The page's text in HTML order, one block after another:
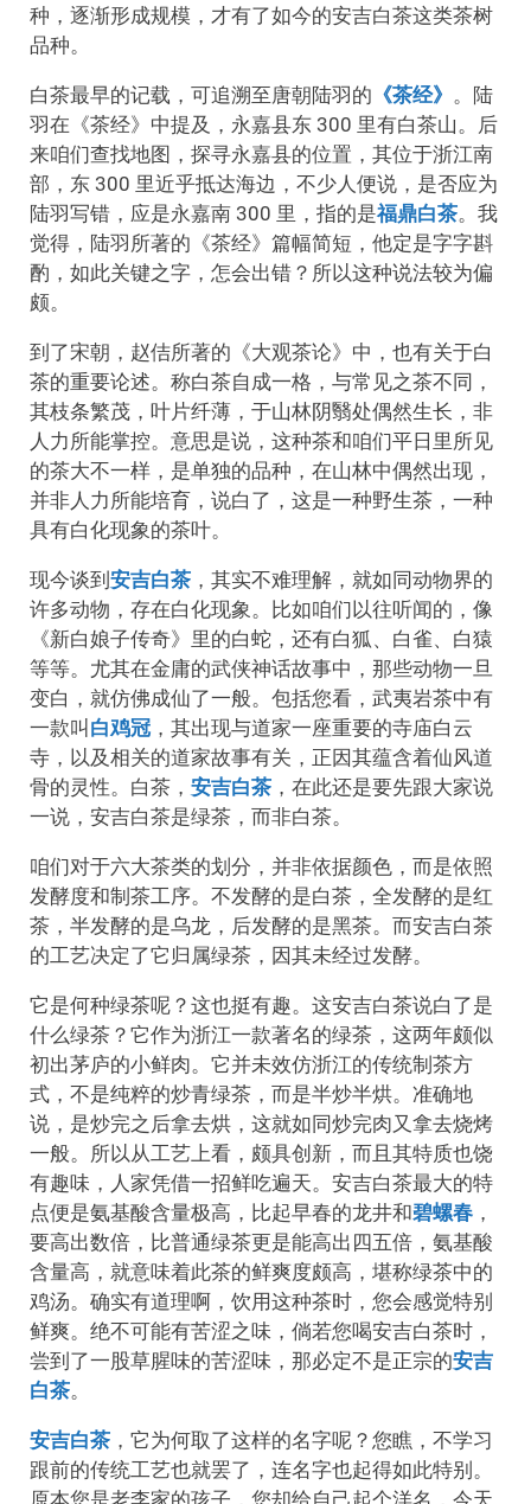
种，逐渐形成规模，才有了如今的安吉白茶这类茶树
品种。
白茶最早的记载，可追溯至唐朝陆羽的 《茶经》 。陆
羽在《茶经》中提及，永嘉县东 300 里有白茶山。后
来咱们查找地图，探寻永嘉县的位置，其位于浙江南
部，东 300 里近乎抵达海边，不少人便说，是否应为
陆羽写错，应是永嘉南 300 里，指的是福鼎白茶。我
觉得，陆羽所著的《茶经》篇幅简短，他定是字字斟
酌，如此关键之字，怎会出错？所以这种说法较为偏
颇。
到了宋朝，赵佶所著的《大观茶论》中，也有关于白
茶的重要论述。称白茶自成一格，与常见之茶不同，
其枝条繁茂，叶片纤薄，于山林阴翳处偶然生长，非
人力所能掌控。意思是说，这种茶和咱们平日里所见
的茶大不一样，是单独的品种，在山林中偶然出现，
并非人力所能培育，说白了，这是一种野生茶，一种
具有白化现象的茶叶。
现今谈到 安吉白茶 ，其实不难理解，就如同动物界的
许多动物，存在白化现象。比如咱们以往听闻的，像
《新白娘子传奇》里的白蛇，还有白狐、白雀、白猿
等等。尤其在金庸的武侠神话故事中，那些动物一旦
变白，就仿佛成仙了一般。包括您看，武夷岩茶中有
一款叫 白鸡冠 ，其出现与道家一座重要的寺庙白云
寺，以及相关的道家故事有关，正因其蕴含着仙风道
骨的灵性。白茶， 安吉白茶 ，在此还是要先跟大家说
一说，安吉白茶是绿茶，而非白茶。
咱们对于六大茶类的划分，并非依据颜色，而是依照
发酵度和制茶工序。不发酵的是白茶，全发酵的是红
茶，半发酵的是乌龙，后发酵的是黑茶。而安吉白茶
的工艺决定了它归属绿茶，因其未经过发酵。
它是何种绿茶呢？这也挺有趣。这安吉白茶说白了是
什么绿茶？它作为浙江一款著名的绿茶，这两年颇似
初出茅庐的小鲜肉。它并未效仿浙江的传统制茶方
式，不是纯粹的炒青绿茶，而是半炒半烘。准确地
说，是炒完之后拿去烘，这就如同炒完肉又拿去烧烤
一般。所以从工艺上看，颇具创新，而且其特质也饶
有趣味，人家凭借一招鲜吃遍天。安吉白茶最大的特
点便是氨基酸含量极高，比起早春的龙井和碧螺春 ，
要高出数倍，比普通绿茶更是能高出四五倍，氨基酸
含量高，就意味着此茶的鲜爽度颇高，堪称绿茶中的
鸡汤。确实有道理啊，饮用这种茶时，您会感觉特别
鲜爽。绝不可能有苦涩之味，倘若您喝安吉白茶时，
尝到了一股草腥味的苦涩味，那必定不是正宗的安吉
白茶。
安吉白茶 ，它为何取了这样的名字呢？您瞧，不学习
跟前的传统工艺也就罢了，连名字也起得如此特别。